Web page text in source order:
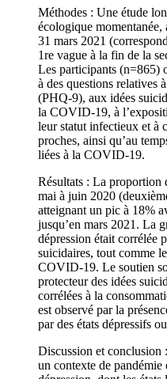
Méthodes : Une étude
écologique momentanée,
31 mars 2021
1re vague à la fin de la
Les participants (n=865)
à des questions relatives
(PHQ-9), aux idées
la COVID-19, à
leur statut infectieux et à
proches, ainsi qu’au
liées à la COVID-19.
Résultats : La proportion
mai à juin 2020
atteignant un pic à 18%
jusqu’en mars 2021. La
dépression était corrélée
suicidaires, tout comme
COVID-19. Le soutien
protecteur des idées
corrélées à la
est observé par la
par des états dépressifs
Discussion et conclusion
un contexte de pandémie